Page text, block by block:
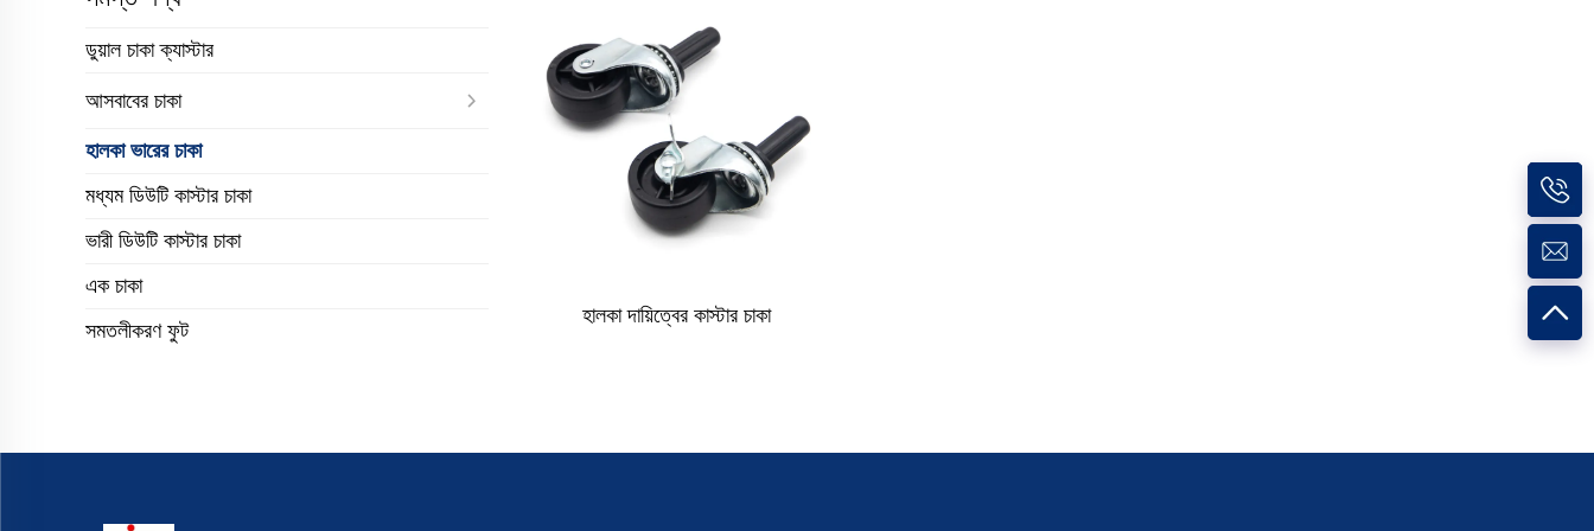
ডুয়াল চাকা ক্যাস্টার
আসবাবের চাকা
হালকা ভারের চাকা
মধ্যম ডিউটি কাস্টার চাকা
ভারী ডিউটি কাস্টার চাকা
এক চাকা
সমতলীকরণ ফুট
হালকা দায়িত্বের কাস্টার চাকা